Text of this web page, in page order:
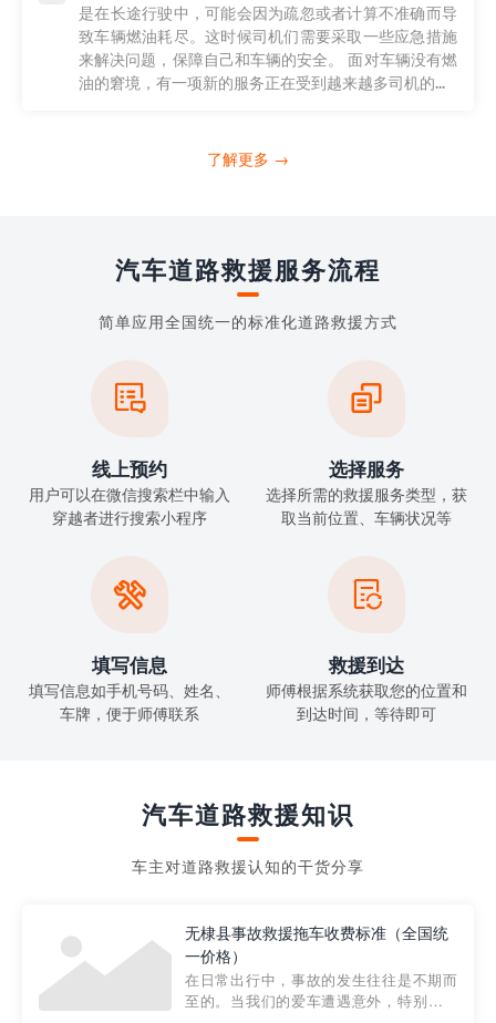
是在长途行驶中，可能会因为疏忽或者计算不准确而导
致车辆燃油耗尽。这时候司机们需要采取一些应急措施
来解决问题，保障自己和车辆的安全。 面对车辆没有燃
油的窘境，有一项新的服务正在受到越来越多司机的...
了解更多 →
汽车道路救援服务流程
简单应用全国统一的标准化道路救援方式

线上预约
用户可以在微信搜索栏中输入
穿越者进行搜索小程序

选择服务
选择所需的救援服务类型，获
取当前位置、车辆状况等

填写信息
填写信息如手机号码、姓名、
车牌，便于师傅联系

救援到达
师傅根据系统获取您的位置和
到达时间，等待即可
汽车道路救援知识
车主对道路救援认知的干货分享
无棣县事故救援拖车收费标准（全国统
一价格）
在日常出行中，事故的发生往往是不期而
至的。当我们的爱车遭遇意外，特别是在